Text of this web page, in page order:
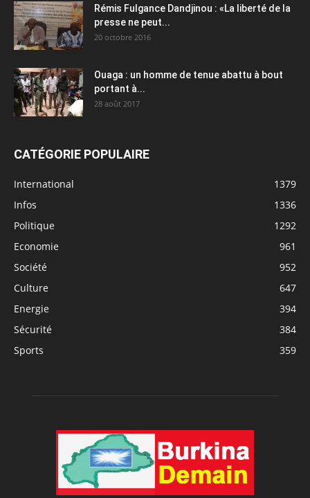
Rémis Fulgance Dandjinou : «La liberté de la
presse ne peut...
20 octobre 2016
Ouaga : un homme de tenue abattu à bout
portant à...
28 août 2017
CATÉGORIE POPULAIRE
International
1379
Infos
1336
Politique
1292
Economie
961
Société
952
Culture
647
Energie
394
Sécurité
384
Sports
359